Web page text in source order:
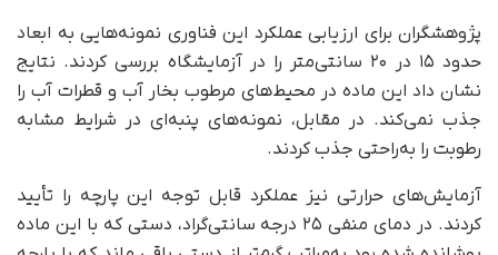
پژوهشگران برای ارزیابی عملکرد این فناوری نمونه‌هایی به ابعاد
حدود ۱۵ در ۲۰ سانتی‌متر را در آزمایشگاه بررسی کردند. نتایج
نشان داد این ماده در محیط‌های مرطوب بخار آب و قطرات آب را
جذب نمی‌کند. در مقابل، نمونه‌های پنبه‌ای در شرایط مشابه
رطوبت را به‌راحتی جذب کردند.
آزمایش‌های حرارتی نیز عملکرد قابل توجه این پارچه را تأیید
کردند. در دمای منفی ۲۵ درجه سانتی‌گراد، دستی که با این ماده